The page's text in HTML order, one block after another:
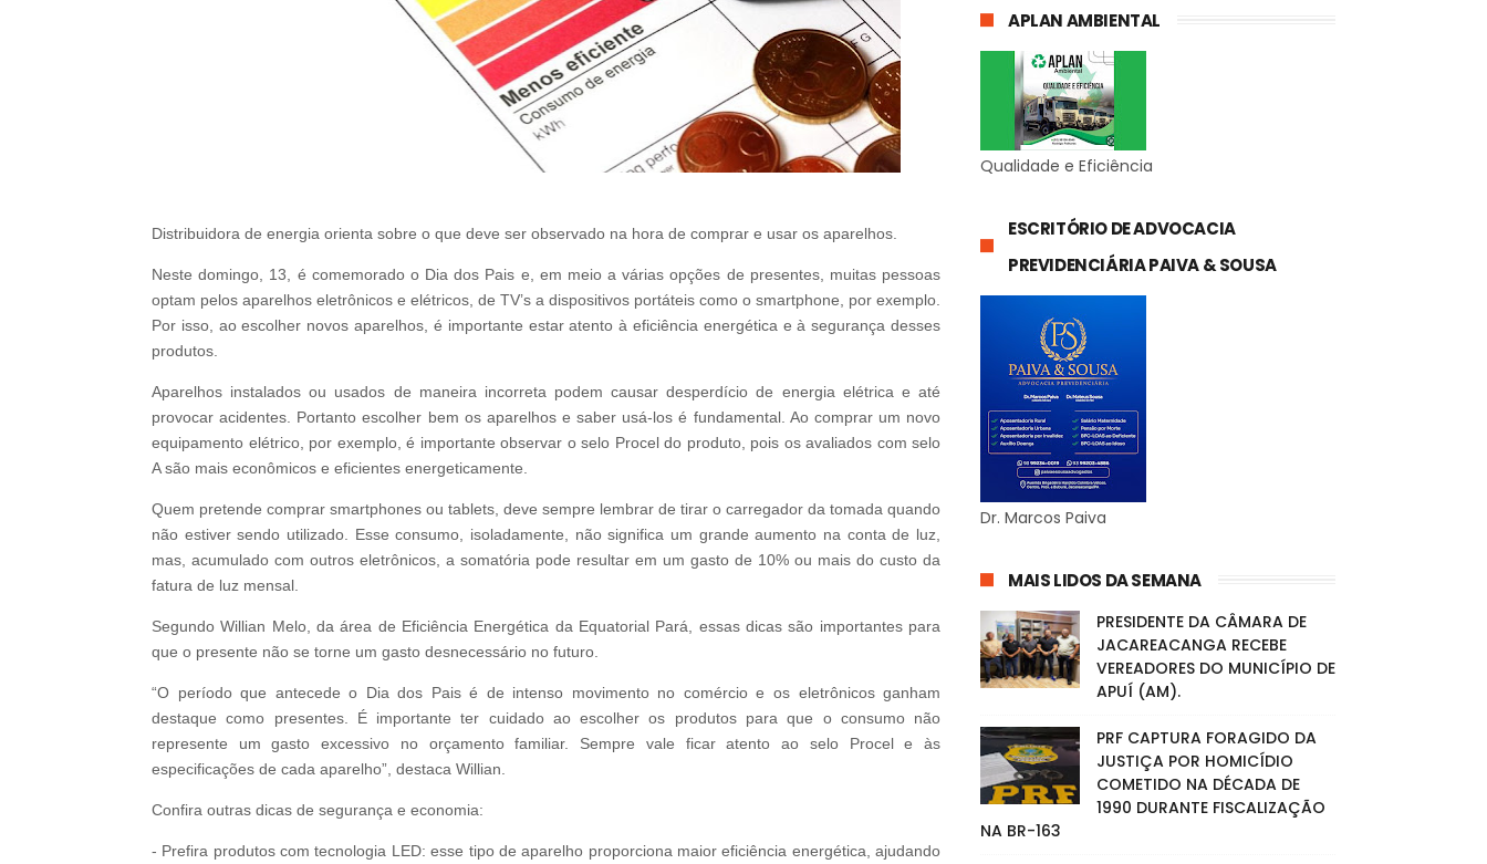
Distribuidora de energia orienta sobre o que deve ser observado na hora de comprar e usar os aparelhos.
Neste domingo, 13, é comemorado o Dia dos Pais e, em meio a várias opções de presentes, muitas pessoas
optam pelos aparelhos eletrônicos e elétricos, de TV’s a dispositivos portáteis como o smartphone, por exemplo.
Por isso, ao escolher novos aparelhos, é importante estar atento à eficiência energética e à segurança desses
produtos.
Aparelhos instalados ou usados de maneira incorreta podem causar desperdício de energia elétrica e até
provocar acidentes. Portanto escolher bem os aparelhos e saber usá-los é fundamental. Ao comprar um novo
equipamento elétrico, por exemplo, é importante observar o selo Procel do produto, pois os avaliados com selo
A são mais econômicos e eficientes energeticamente.
Quem pretende comprar smartphones ou tablets, deve sempre lembrar de tirar o carregador da tomada quando
não estiver sendo utilizado. Esse consumo, isoladamente, não significa um grande aumento na conta de luz,
mas, acumulado com outros eletrônicos, a somatória pode resultar em um gasto de 10% ou mais do custo da
fatura de luz mensal.
Segundo Willian Melo, da área de Eficiência Energética da Equatorial Pará, essas dicas são importantes para
que o presente não se torne um gasto desnecessário no futuro.
“O período que antecede o Dia dos Pais é de intenso movimento no comércio e os eletrônicos ganham
destaque como presentes. É importante ter cuidado ao escolher os produtos para que o consumo não
represente um gasto excessivo no orçamento familiar. Sempre vale ficar atento ao selo Procel e às
especificações de cada aparelho”, destaca Willian.
Confira outras dicas de segurança e economia:
- Prefira produtos com tecnologia LED: esse tipo de aparelho proporciona maior eficiência energética, ajudando
APLAN AMBIENTAL
Qualidade e Eficiência
ESCRITÓRIO DE ADVOCACIA
PREVIDENCIÁRIA PAIVA & SOUSA
Dr. Marcos Paiva
MAIS LIDOS DA SEMANA
PRESIDENTE DA CÂMARA DE
JACAREACANGA RECEBE
VEREADORES DO MUNICÍPIO DE
APUÍ (AM).
PRF CAPTURA FORAGIDO DA
JUSTIÇA POR HOMICÍDIO
COMETIDO NA DÉCADA DE
1990 DURANTE FISCALIZAÇÃO
NA BR-163